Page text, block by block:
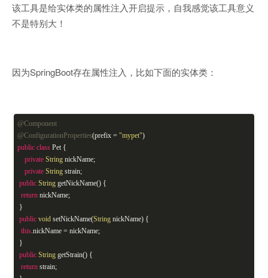
该工具是给实体类的属性注入开启提示，自我感觉该工具意义
不是特别大！
因为SpringBoot存在属性注入，比如下面的实体类：
@Component
@ConfigurationProperties(prefix = "mypet")
public classPet {
private StringnickName;
private Stringstrain;
public StringgetNickName() {
returnnickName;
}
public voidsetNickName(StringnickName) {
this.nickName = nickName;
}
public StringgetStrain() {
returnstrain;